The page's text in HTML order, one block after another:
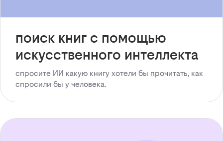
поиск книг с помощью
искусственного интеллекта
спросите ИИ какую книгу хотели бы прочитать, как
спросили бы у человека.